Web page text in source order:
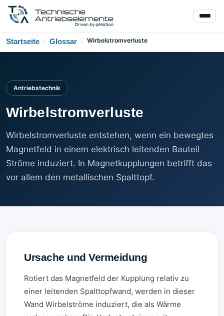
Startseite / Glossar / Wirbelstromverluste
Antriebstechnik
Wirbelstromverluste
Wirbelstromverluste entstehen, wenn ein bewegtes
Magnetfeld in einem elektrisch leitenden Bauteil
Ströme induziert. In Magnetkupplungen betrifft das
vor allem den metallischen Spalttopf.
Ursache und Vermeidung
Rotiert das Magnetfeld der Kupplung relativ zu
einer leitenden Spalttopfwand, werden in dieser
Wand Wirbelströme induziert, die als Wärme